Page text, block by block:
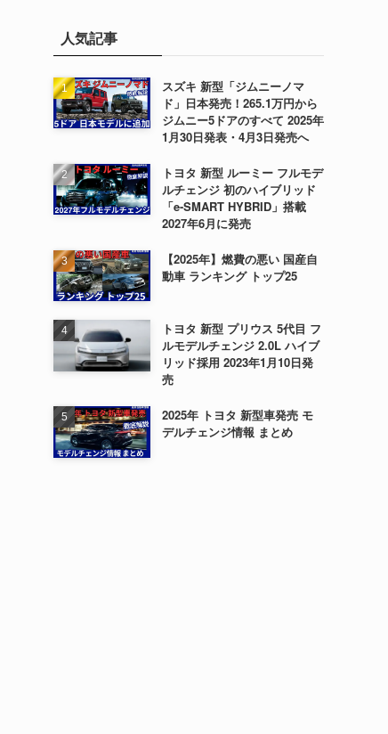
人気記事
スズキ 新型「ジムニーノマ
ド」日本発売！265.1万円から
ジムニー5ドアのすべて 2025年
1月30日発表・4月3日発売へ
トヨタ 新型 ルーミー フルモデ
ルチェンジ 初のハイブリッド
「e-SMART HYBRID」搭載
2027年6月に発売
【2025年】燃費の悪い 国産自
動車 ランキング トップ25
トヨタ 新型 プリウス 5代目 フ
ルモデルチェンジ 2.0L ハイブ
リッド採用 2023年1月10日発
売
2025年 トヨタ 新型車発売 モ
デルチェンジ情報 まとめ